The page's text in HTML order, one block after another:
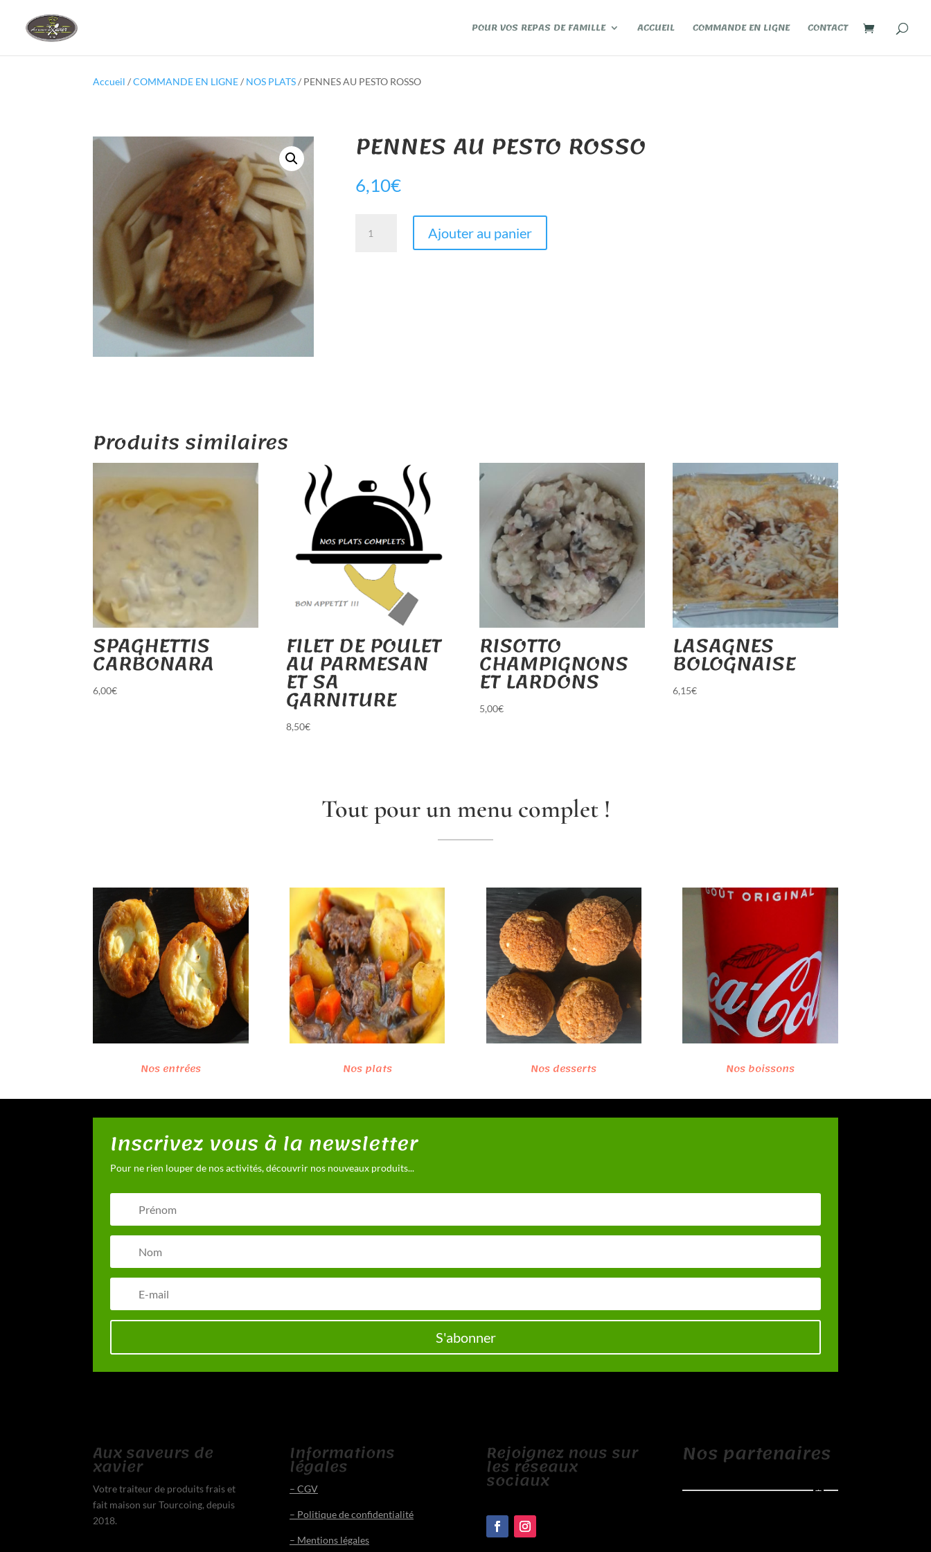
POUR VOS REPAS DE FAMILLE ACCUEIL COMMANDE EN LIGNE CONTACT
Accueil /COMMANDE EN LIGNE/ NOS PLATS/ PENNES AU PESTO ROSSO
PENNES AU PESTO ROSSO
6,10€
Ajouter au panier
Produits similaires
SPAGHETTIS
CARBONARA
6,00€
FILET DE POULET
AU PARMESAN
ET SA
GARNITURE
8,50€
RISOTTO
CHAMPIGNONS
ET LARDONS
5,00€
LASAGNES
BOLOGNAISE
6,15€
Tout pour un menu complet !
Nos entrées Nos plats Nos desserts Nos boissons
Inscrivez vous à la newsletter
Pour ne rien louper de nos activités, découvrir nos nouveaux produits...
S'abonner
Aux saveurs de
xavier
Votre traiteur de produits frais et
fait maison sur Tourcoing, depuis
2018.
Informations
légales
– CGV
– Politique de confidentialité
– Mentions légales
Rejoignez nous sur
les réseaux
sociaux
Nos partenaires